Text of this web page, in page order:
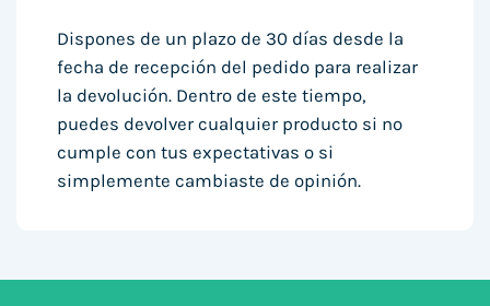
Dispones de un plazo de 30 días desde la
fecha de recepción del pedido para realizar
la devolución. Dentro de este tiempo,
puedes devolver cualquier producto si no
cumple con tus expectativas o si
simplemente cambiaste de opinión.